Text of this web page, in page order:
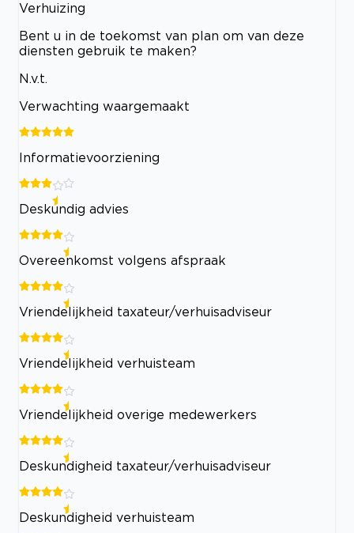
Verhuizing
Bent u in de toekomst van plan om van deze
diensten gebruik te maken?
N.v.t.
Verwachting waargemaakt
Informatievoorziening
Deskundig advies
Overeenkomst volgens afspraak
Vriendelijkheid taxateur/verhuisadviseur
Vriendelijkheid verhuisteam
Vriendelijkheid overige medewerkers
Deskundigheid taxateur/verhuisadviseur
Deskundigheid verhuisteam